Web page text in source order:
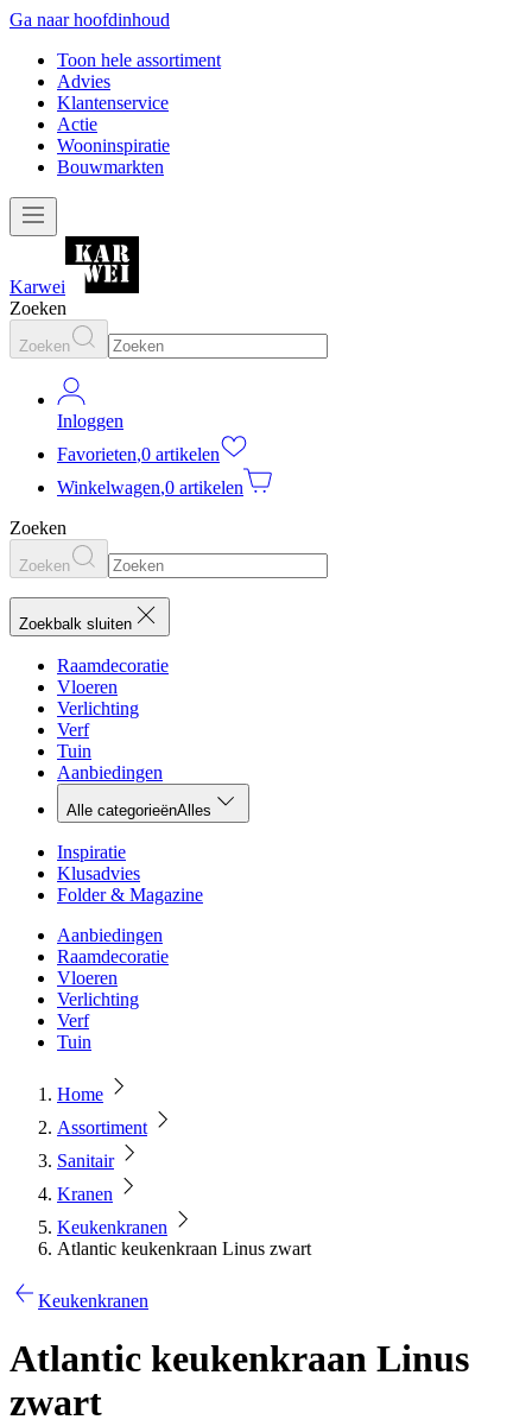
Ga naar hoofdinhoud
Toon hele assortiment
Advies
Klantenservice
Actie
Wooninspiratie
Bouwmarkten
Karwei
Zoeken
Zoeken
Inloggen
Favorieten,0 artikelen
Winkelwagen,0 artikelen
Zoeken
Zoeken
Zoekbalk sluiten
Raamdecoratie
Vloeren
Verlichting
Verf
Tuin
Aanbiedingen
Alle categorieënAlles
Inspiratie
Klusadvies
Folder & Magazine
Aanbiedingen
Raamdecoratie
Vloeren
Verlichting
Verf
Tuin
Home
Assortiment
Sanitair
Kranen
Keukenkranen
Atlantic keukenkraan Linus zwart
Keukenkranen
Atlantic keukenkraan Linus
zwart